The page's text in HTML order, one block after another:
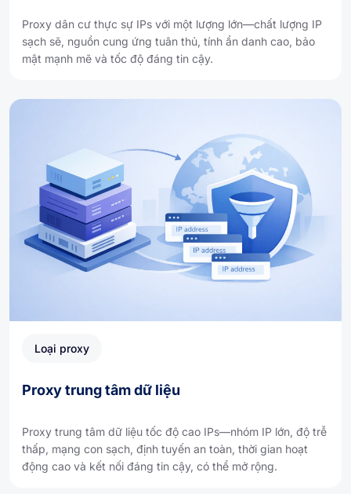
Proxy dân cư thực sự IPs với một lượng lớn—chất lượng IP
sạch sẽ, nguồn cung ứng tuân thủ, tính ẩn danh cao, bảo
mật mạnh mẽ và tốc độ đáng tin cậy.
Loại proxy
Proxy trung tâm dữ liệu
Proxy trung tâm dữ liệu tốc độ cao IPs—nhóm IP lớn, độ trễ
thấp, mạng con sạch, định tuyến an toàn, thời gian hoạt
động cao và kết nối đáng tin cậy, có thể mở rộng.